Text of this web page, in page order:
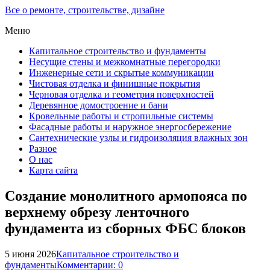
Все о ремонте, строительстве, дизайне
Меню
Капитальное строительство и фундаменты
Несущие стены и межкомнатные перегородки
Инженерные сети и скрытые коммуникации
Чистовая отделка и финишные покрытия
Черновая отделка и геометрия поверхностей
Деревянное домостроение и бани
Кровельные работы и стропильные системы
Фасадные работы и наружное энергосбережение
Сантехнические узлы и гидроизоляция влажных зон
Разное
О нас
Карта сайта
Создание монолитного армопояса по
верхнему обрезу ленточного
фундамента из сборных ФБС блоков
5 июня 2026Капитальное строительство и
фундаментыКомментарии: 0